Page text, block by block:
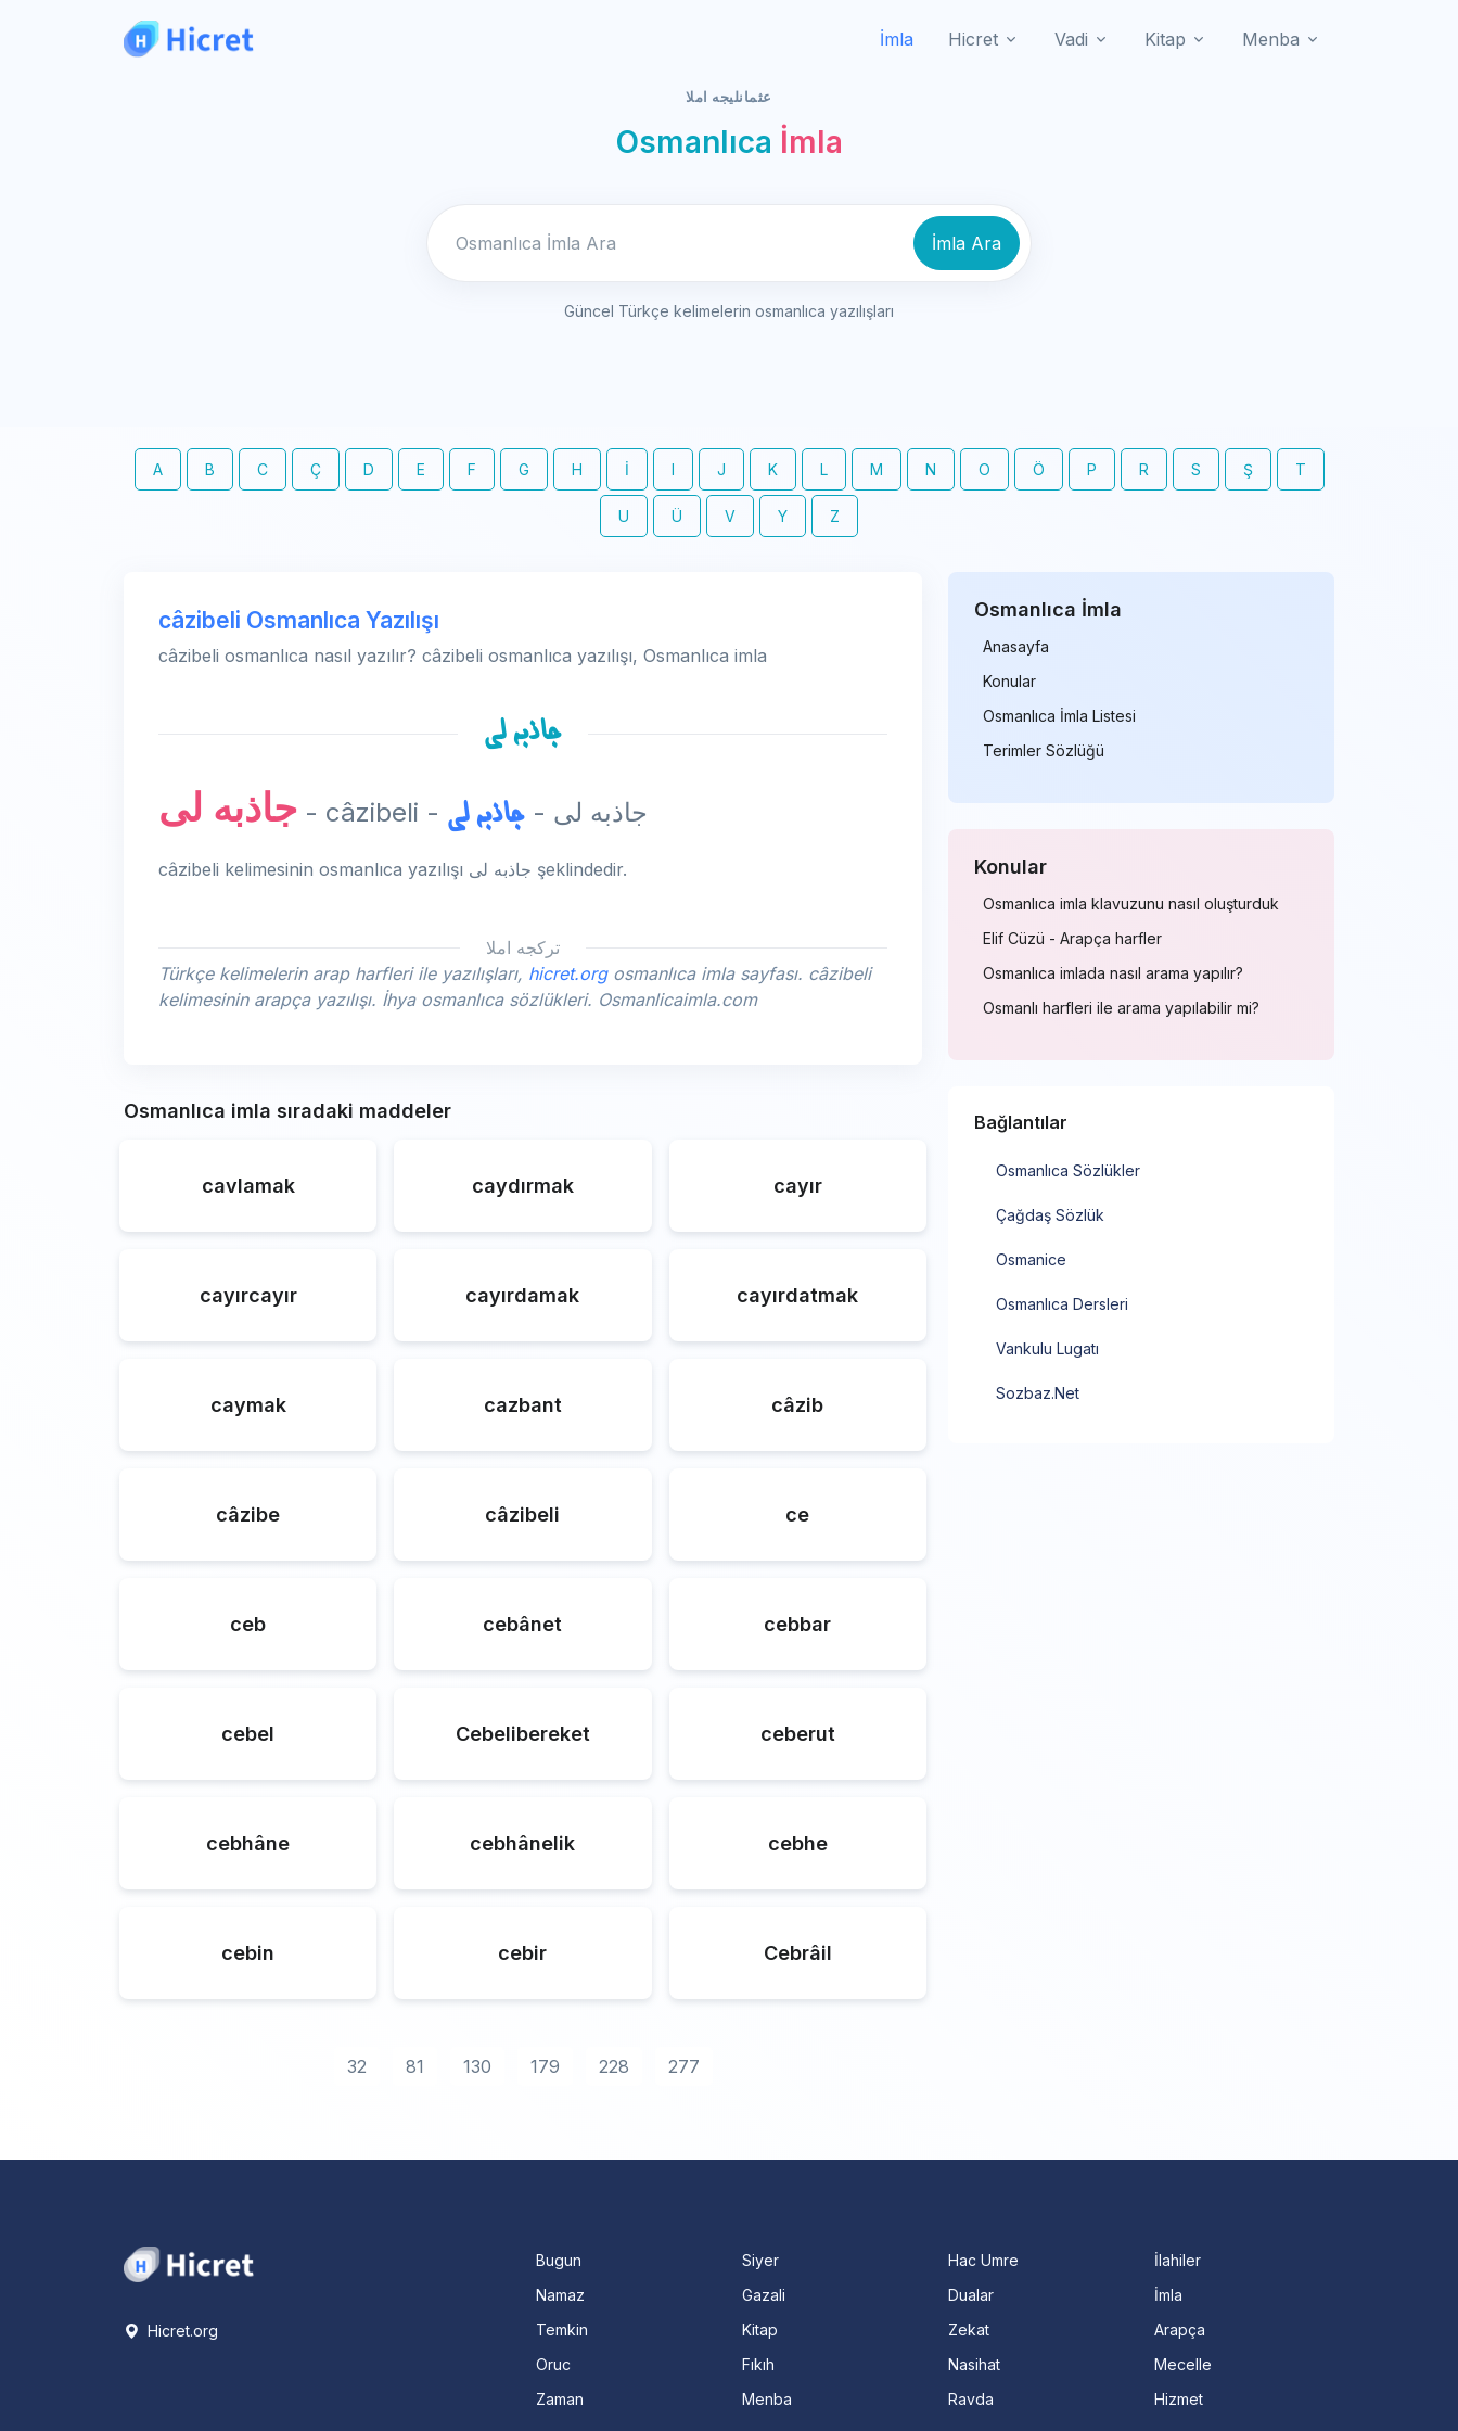
İmla Hicret Vadi Kitap Menba
عثمانليجه املا
Osmanlıca İmla
İmla Ara
Güncel Türkçe kelimelerin osmanlıca yazılışları
A B C Ç D E F G H İ I J K L M N O Ö P R S Ş T
U Ü V Y Z
câzibeli Osmanlıca Yazılışı
câzibeli osmanlıca nasıl yazılır? câzibeli osmanlıca yazılışı, Osmanlıca imla
جاذبه لی
جاذبه لی - câzibeli - جاذبه لی - جاذبه لی
câzibeli kelimesinin osmanlıca yazılışı جاذبه لی şeklindedir.
تركجه املا
Türkçe kelimelerin arap harfleri ile yazılışları, hicret.orgosmanlıca imla sayfası. câzibeli
kelimesinin arapça yazılışı. İhya osmanlıca sözlükleri. Osmanlicaimla.com
Osmanlıca imla sıradaki maddeler
cavlamak caydırmak cayır
cayırcayır cayırdamak cayırdatmak
caymak cazbant câzib
câzibe câzibeli ce
ceb cebânet cebbar
cebel Cebelibereket ceberut
cebhâne cebhânelik cebhe
cebin cebir Cebrâil
32 81 130 179 228 277
Osmanlıca İmla
Anasayfa
Konular
Osmanlıca İmla Listesi
Terimler Sözlüğü
Konular
Osmanlıca imla klavuzunu nasıl oluşturduk
Elif Cüzü - Arapça harfler
Osmanlıca imlada nasıl arama yapılır?
Osmanlı harfleri ile arama yapılabilir mi?
Bağlantılar
Osmanlıca Sözlükler
Çağdaş Sözlük
Osmanice
Osmanlıca Dersleri
Vankulu Lugatı
Sozbaz.Net
Hicret.org
Bugun
Namaz
Temkin
Oruc
Zaman
Siyer
Gazali
Kitap
Fıkıh
Menba
Hac Umre
Dualar
Zekat
Nasihat
Ravda
İlahiler
İmla
Arapça
Mecelle
Hizmet